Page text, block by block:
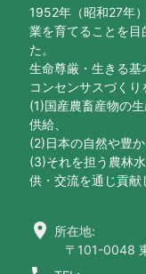
1952年（昭和27年
業を育てることを目
た。
生命尊厳・生きる
コンセンサスづくり
(1)国産農畜産物の
供給、
(2)日本の自然や豊
(3)それを担う農林
供・交流を通じ貢献
location_on 所在地:
〒101-0048